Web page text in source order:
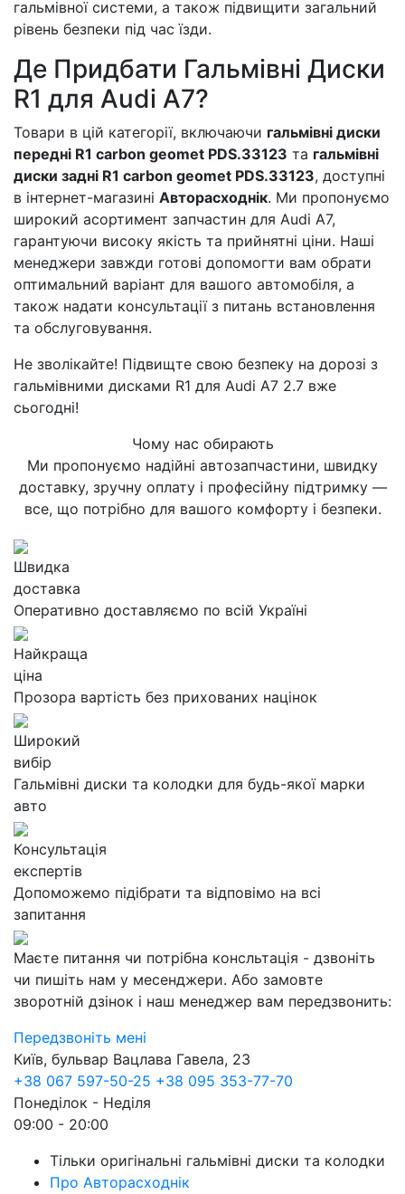
гальмівної системи, а також підвищити загальний
рівень безпеки під час їзди.
Де Придбати Гальмівні Диски
R1 для Audi A7?
Товари в цій категорії, включаючи гальмівні диски
передні R1 carbon geomet PDS.33123 та гальмівні
диски задні R1 carbon geomet PDS.33123, доступні
в інтернет-магазині Авторасходнік. Ми пропонуємо
широкий асортимент запчастин для Audi A7,
гарантуючи високу якість та прийнятні ціни. Наші
менеджери завжди готові допомогти вам обрати
оптимальний варіант для вашого автомобіля, а
також надати консультації з питань встановлення
та обслуговування.
Не зволікайте! Підвищте свою безпеку на дорозі з
гальмівними дисками R1 для Audi A7 2.7 вже
сьогодні!
Чому нас обирають
Ми пропонуємо надійні автозапчастини, швидку
доставку, зручну оплату і професійну підтримку —
все, що потрібно для вашого комфорту і безпеки.
Швидка
доставка
Оперативно доставляємо по всій Україні
Найкраща
ціна
Прозора вартість без прихованих націнок
Широкий
вибір
Гальмівні диски та колодки для будь-якої марки
авто
Консультація
експертів
Допоможемо підібрати та відповімо на всі
запитання
Маєте питання чи потрібна консльтація - дзвоніть
чи пишіть нам у месенджери. Або замовте
зворотній дзінок і наш менеджер вам передзвонить:
Передзвоніть мені
Київ, бульвар Вацлава Гавела, 23
+38 067 597-50-25 +38 095 353-77-70
Понеділок - Неділя
09:00 - 20:00
Тільки оригінальні гальмівні диски та колодки
Про Авторасходнік